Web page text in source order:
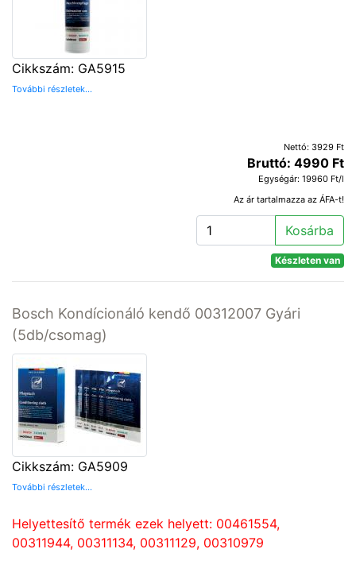
Cikkszám: GA5915
További részletek...
Nettó: 3929 Ft
Bruttó: 4990 Ft
Egységár: 19960 Ft/l
Az ár tartalmazza az ÁFA-t!
Kosárba
Készleten van
Bosch Kondícionáló kendő 00312007 Gyári
(5db/csomag)
Cikkszám: GA5909
További részletek...
Helyettesítő termék ezek helyett: 00461554,
00311944, 00311134, 00311129, 00310979